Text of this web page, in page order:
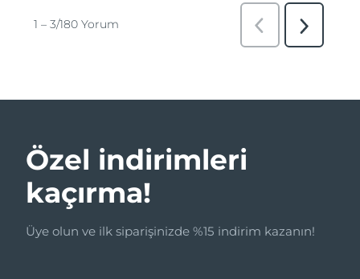
Özel indirimleri
kaçırma!
Üye olun ve ilk siparişinizde %15 indirim kazanın!